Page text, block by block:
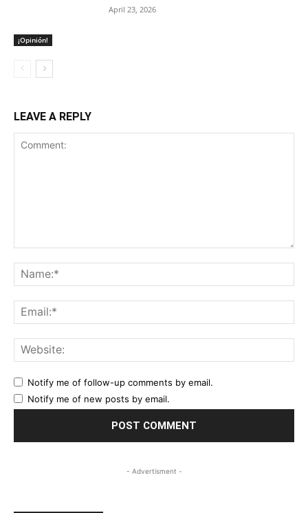
¡Opinión!
April 23, 2026
LEAVE A REPLY
Notify me of follow-up comments by email.
Notify me of new posts by email.
- Advertisment -